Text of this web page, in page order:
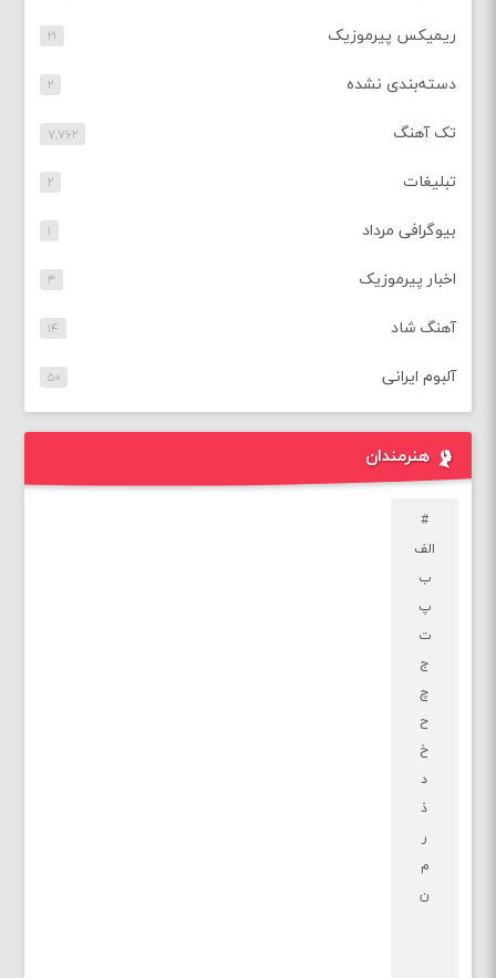
ریمیکس پیرموزیک ۲۱
دسته‌بندی نشده ۲
تک آهنگ ۷,۷۶۲
تبلیغات ۲
بیوگرافی مرداد ۱
اخبار پیرموزیک ۳
آهنگ شاد ۱۴
آلبوم ایرانی ۵۰
هنرمندان
#
الف
ب
پ
ت
ج
چ
ح
خ
د
ذ
ر
م
ن